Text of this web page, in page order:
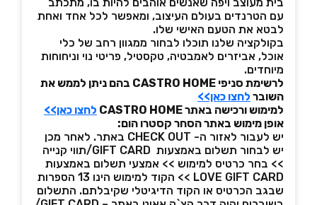
עם הטרנדים בעולם העיצוב, ומאפשר לכל אחד ואחת
לבטא את הטעם האישי שלו.
בקולקציה שלנו תוכלו לבחור ממגוון רחב של כלי
אוכל, אביזרים לאמבטיה, טקסטיל, פריטי נוי וניחוחות
מיוחדים.
לרשימת סניפי CASTRO HOME בהם ניתן לממש את
השובר לחצו כאן>>
למימוש ורכישה באתר CASTRO HOME
לחצו כאן>>
אופן מימוש באתר הסחר קסטרו הום:
יש לעבור לאזור ה- CHECK OUT באתר. לאחר מכן
יש לבחור תשלום באמצעות GIFT CARD/תווי קנייה
>> בחר כרטיס למימוש >> אמצעי תשלום באמצעות
LOVE GIFT CARD >> הקוד למימוש הינו 13 הספרות
שבגב הכרטיס או הקוד הדיגיטלי שקיבלתם. התשלום